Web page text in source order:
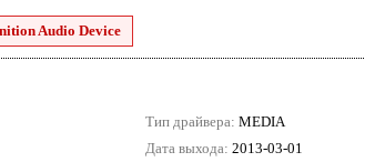
Audio Device
Тип драйвера: MEDIA
Дата выхода: 2013-03-01